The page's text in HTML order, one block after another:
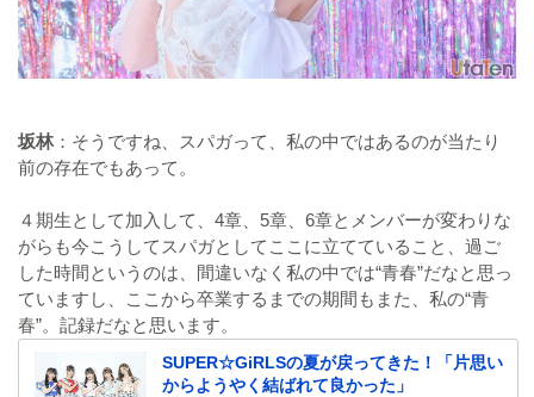
坂林：そうですね、スパガって、私の中ではあるのが当たり
前の存在でもあって。
４期生として加入して、4章、5章、6章とメンバーが変わりな
がらも今こうしてスパガとしてここに立てていること、過ご
した時間というのは、間違いなく私の中では“青春”だなと思っ
ていますし、ここから卒業するまでの期間もまた、私の“青
春”。記録だなと思います。
SUPER☆GiRLSの夏が戻ってきた！「片思い
からようやく結ばれて良かった」